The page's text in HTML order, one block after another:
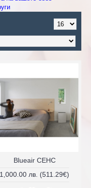
Blueair СЕНС
1,000.00 лв. (511.29€)